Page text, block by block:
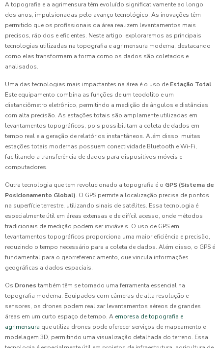
A topografia e a agrimensura têm evoluído significativamente ao longo
dos anos, impulsionadas pelo avanço tecnológico. As inovações têm
permitido que os profissionais da área realizem levantamentos mais
precisos, rápidos e eficientes. Neste artigo, exploraremos as principais
tecnologias utilizadas na topografia e agrimensura moderna, destacando
como elas transformam a forma como os dados são coletados e
analisados.
Uma das tecnologias mais impactantes na área é o uso de Estação Total.
Este equipamento combina as funções de um teodolito e um
distanciômetro eletrônico, permitindo a medição de ângulos e distâncias
com alta precisão. As estações totais são amplamente utilizadas em
levantamentos topográficos, pois possibilitam a coleta de dados em
tempo real e a geração de relatórios instantâneos. Além disso, muitas
estações totais modernas possuem conectividade Bluetooth e Wi-Fi,
facilitando a transferência de dados para dispositivos móveis e
computadores.
Outra tecnologia que tem revolucionado a topografia é o GPS (Sistema de
Posicionamento Global). O GPS permite a localização precisa de pontos
na superfície terrestre, utilizando sinais de satélites. Essa tecnologia é
especialmente útil em áreas extensas e de difícil acesso, onde métodos
tradicionais de medição podem ser inviáveis. O uso de GPS em
levantamentos topográficos proporciona uma maior eficiência e precisão,
reduzindo o tempo necessário para a coleta de dados. Além disso, o GPS é
fundamental para o georreferenciamento, que vincula informações
geográficas a dados espaciais.
Os Drones também têm se tornado uma ferramenta essencial na
topografia moderna. Equipados com câmeras de alta resolução e
sensores, os drones podem realizar levantamentos aéreos de grandes
áreas em um curto espaço de tempo. A empresa de topografia e
agrimensura que utiliza drones pode oferecer serviços de mapeamento e
modelagem 3D, permitindo uma visualização detalhada do terreno. Essa